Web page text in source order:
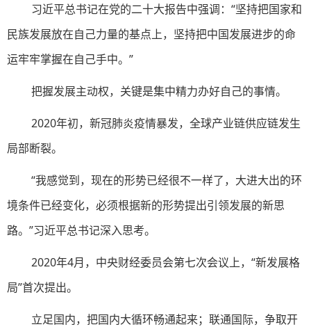
习近平总书记在党的二十大报告中强调：“坚持把国家和
民族发展放在自己力量的基点上，坚持把中国发展进步的命
运牢牢掌握在自己手中。”
把握发展主动权，关键是集中精力办好自己的事情。
2020年初，新冠肺炎疫情暴发，全球产业链供应链发生
局部断裂。
“我感觉到，现在的形势已经很不一样了，大进大出的环
境条件已经变化，必须根据新的形势提出引领发展的新思
路。”习近平总书记深入思考。
2020年4月，中央财经委员会第七次会议上，“新发展格
局”首次提出。
立足国内，把国内大循环畅通起来；联通国际，争取开